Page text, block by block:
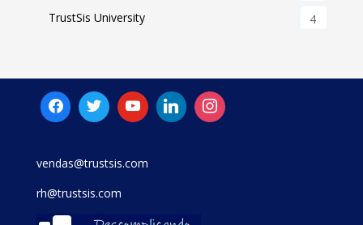
TrustSis University
4
vendas@trustsis.com
rh@trustsis.com